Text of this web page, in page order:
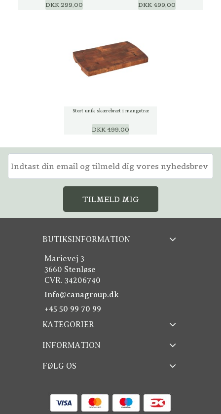
DKK 299,00 DKK 499,00
Stort unik skærebræt i mangotræ
DKK 499,00
TILMELD MIG
BUTIKSINFORMATION
Marievej 3
3660 Stenløse
CVR. 34206740
Info@canagroup.dk
+45 50 99 70 99
KATEGORIER
INFORMATION
FØLG OS